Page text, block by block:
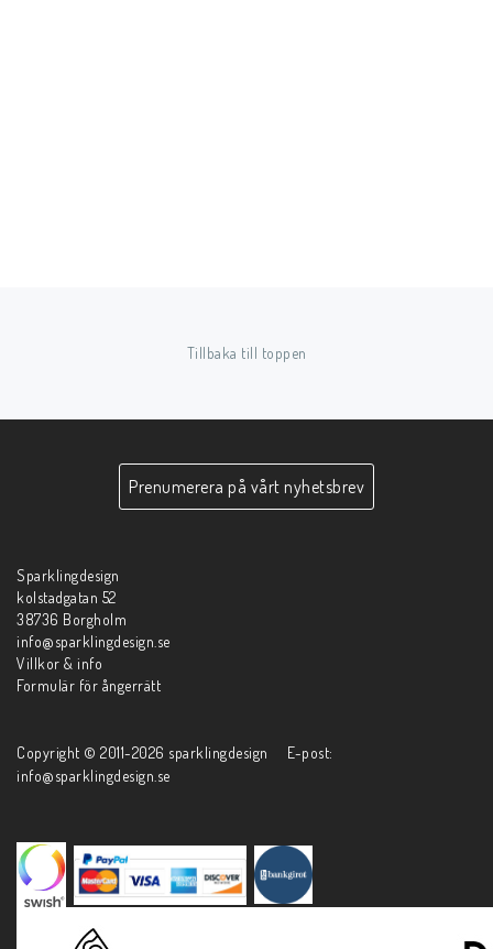
Tillbaka till toppen
Prenumerera på vårt nyhetsbrev
Sparklingdesign
kolstadgatan 52
38736 Borgholm
info@sparklingdesign.se
Villkor & info
Formulär för ångerrätt
Copyright © 2011-2026 sparklingdesign E-post:
info@sparklingdesign.se